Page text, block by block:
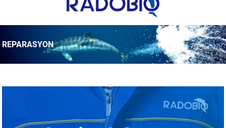
REPARASYON